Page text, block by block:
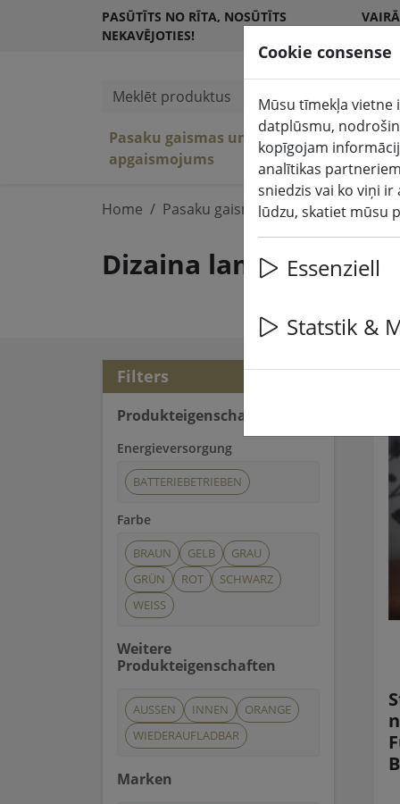
PASŪTĪTS NO RĪTA, NOSŪTĪTS
NEKAVĒJOTIES!
Meklēt produktus
Pasaku gaismas un
apgaismojums (aktuelle Seite)
Home Pasaku gaismas un apgaismojums
Dizaina lampas un
Filters
Produkteigenschaften
Energieversorgung
BATTERIEBETRIEBEN
Farbe
BRAUN GELB
GRAU
GRÜN
ROT
SCHWARZ
WEISS
Weitere
Produkteigenschaften
AUSSEN INNEN
ORANGE
WIEDERAUFLADBAR
Marken
29
Cookie consense
Mūsu tīmekļa vietne
datplūsmu,
kopīgojam
analītikas
sniedzis vai ko viņi
lūdzu, skatiet mūsu
Essenziell
Statstik &